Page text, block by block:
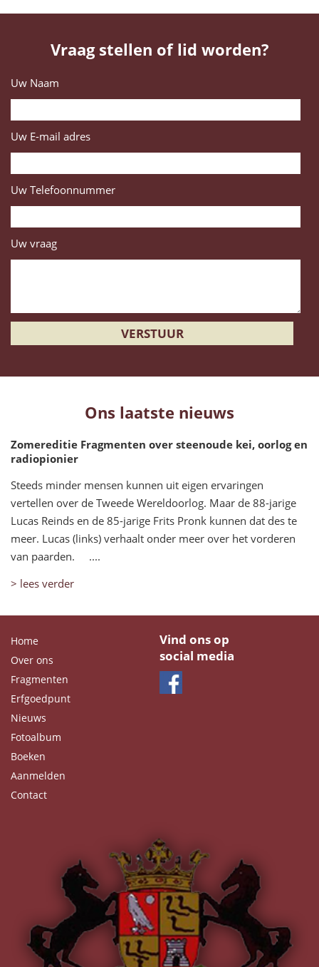
Vraag stellen of lid worden?
Uw Naam
Uw E-mail adres
Uw Telefoonnummer
Uw vraag
Ons laatste nieuws
Zomereditie Fragmenten over steenoude kei, oorlog en
radiopionier
Steeds minder mensen kunnen uit eigen ervaringen
vertellen over de Tweede Wereldoorlog. Maar de 88-jarige
Lucas Reinds en de 85-jarige Frits Pronk kunnen dat des te
meer. Lucas (links) verhaalt onder meer over het vorderen
van paarden. ....
> lees verder
Home
Over ons
Fragmenten
Erfgoedpunt
Nieuws
Fotoalbum
Boeken
Aanmelden
Contact
Vind ons op
social media